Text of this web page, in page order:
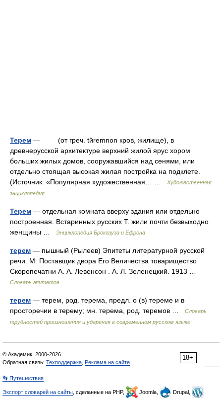
Терем — (от греч. tйremnon кров, жилище), в
древнерусской архитектуре верхний жилой ярус хором
больших жилых домов, сооружавшийся над сенями, или
отдельно стоящая высокая жилая постройка на подклете.
(Источник: «Популярная художественная… …
Художественная
энциклопедия
Терем — отдельная комната вверху здания или отдельно
построенная. Встаринных русских Т. жили почти безвыходно
женщины …
Энциклопедия Брокгауза и Ефрона
терем — пышный (Рылеев) Эпитеты литературной русской
речи. М: Поставщик двора Его Величества товарищество
Скоропечатни А. А. Левенсон . А. Л. Зеленецкий. 1913 …
Словарь эпитетов
терем — терем, род. терема, предл. о (в) тереме и в
просторечии в терему; мн. терема, род. теремов …
Словарь
трудностей произношения и ударения в современном русском языке
18+
© Академик, 2000-2026
Обратная связь: Техподдержка Реклама на сайте
👣 Путешествия
Экспорт словарей на сайты , сделанные на PHP, Joomla,
Drupal,